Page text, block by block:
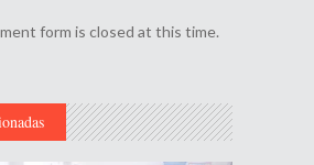
form is closed at this time.